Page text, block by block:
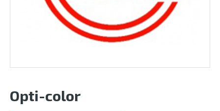
Opti-color